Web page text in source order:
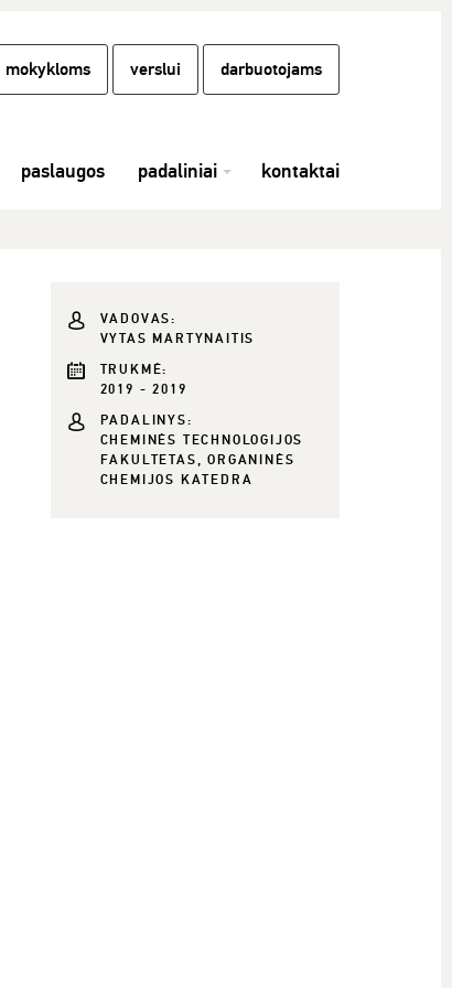
mokykloms verslui darbuotojams
paslaugos padaliniai kontaktai
VADOVAS:
VYTAS MARTYNAITIS
TRUKMĖ:
2019 - 2019
PADALINYS:
CHEMINĖS TECHNOLOGIJOS
FAKULTETAS, ORGANINĖS
CHEMIJOS KATEDRA